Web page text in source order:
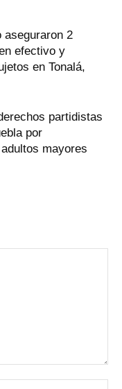
aseguraron 2
efectivo y
en Tonalá,
partidistas
por
mayores